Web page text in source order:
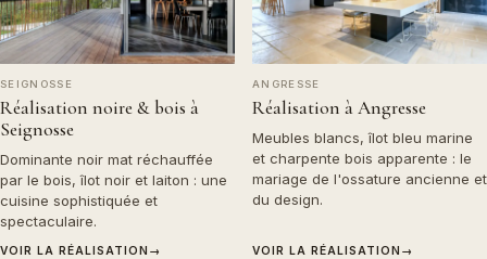
SEIGNOSSE
Réalisation noire & bois à
Seignosse
Dominante noir mat réchauffée
par le bois, îlot noir et laiton : une
cuisine sophistiquée et
spectaculaire.
VOIR LA RÉALISATION →
ANGRESSE
Réalisation à Angresse
Meubles blancs, îlot bleu marine
et charpente bois apparente : le
mariage de l'ossature ancienne et
du design.
VOIR LA RÉALISATION →